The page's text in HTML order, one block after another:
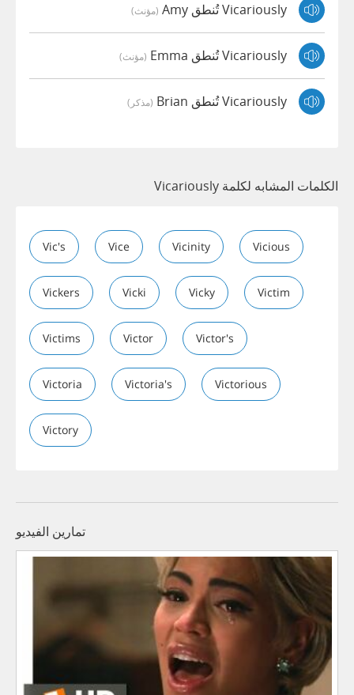
Vicariously تُنطق Amy (مؤنث)
Vicariously تُنطق Emma (مؤنث)
Vicariously تُنطق Brian (مذكر)
الكلمات المشابه لكلمة Vicariously
Vic's Vice Vicinity Vicious
Vickers Vicki Vicky Victim
Victims Victor Victor's
Victoria Victoria's Victorious
Victory
تمارين الفيديو